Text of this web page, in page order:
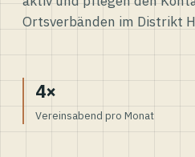
Ortsverbänden im Distrikt
4×
Vereinsabend pro Monat